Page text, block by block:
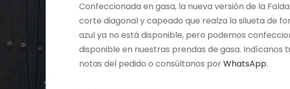
Confeccionada en gasa, la nueva versión de la
corte diagonal y capeado que realza la silueta de
azul ya no está disponible, pero podemos
disponible en nuestras prendas de gasa. Indícanos
notas del pedido o consúltanos porWhatsApp.